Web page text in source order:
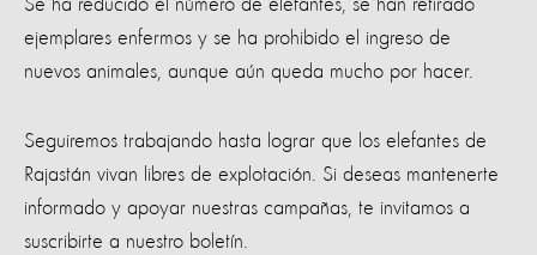
Se ha reducido el número de elefantes, se han retirado
ejemplares enfermos y se ha prohibido el ingreso de
nuevos animales, aunque aún queda mucho por hacer.
Seguiremos trabajando hasta lograr que los elefantes de
Rajastán vivan libres de explotación. Si deseas mantenerte
informado y apoyar nuestras campañas, te invitamos a
suscribirte a nuestro boletín.